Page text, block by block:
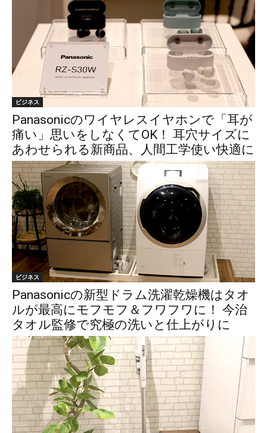
ビジネス
Panasonicのワイヤレスイヤホンで「耳が
痛い」思いをしなくてOK！ 耳穴サイズに
あわせられる新商品、人間工学使い快適に
ビジネス
Panasonicの新型ドラム洗濯乾燥機はタオ
ルが最高にモフモフ＆フワフワに！ 今治
タオル監修で究極の洗いと仕上がりに